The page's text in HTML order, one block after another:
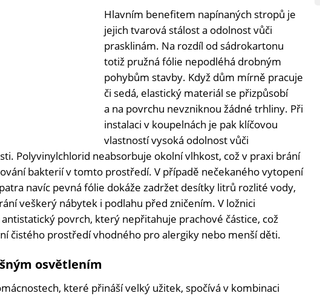
využitím
Hlavním benefitem napínaných stropů je
jejich tvarová stálost a odolnost vůči
prasklinám. Na rozdíl od sádrokartonu
totiž pružná fólie nepodléhá drobným
pohybům stavby. Když dům mírně pracuje
či sedá, elastický materiál se přizpůsobí
a na povrchu nevzniknou žádné trhliny. Při
instalaci v koupelnách je pak klíčovou
vlastností vysoká odolnost vůči
Polyvinylchlorid neabsorbuje okolní vlhkost, což v praxi brání
bakterií v tomto prostředí. V případě nečekaného vytopení
navíc pevná fólie dokáže zadržet desítky litrů rozlité vody,
veškerý nábytek i podlahu před zničením. V ložnici
povrch, který nepřitahuje prachové částice, což
čistého prostředí vhodného pro alergiky nebo menší děti.
osvětlením
které přináší velký užitek, spočívá v kombinaci